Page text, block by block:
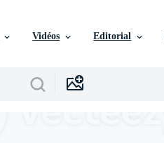
Vidéos Editorial